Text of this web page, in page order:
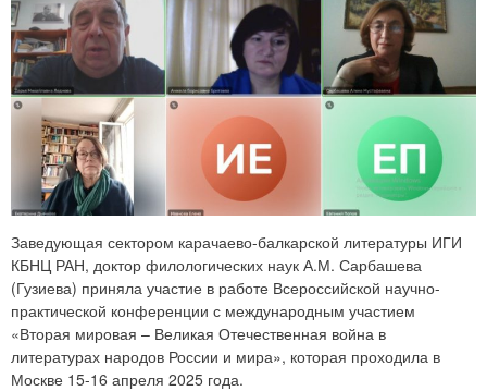
Заведующая сектором карачаево-балкарской литературы ИГИ
КБНЦ РАН, доктор филологических наук А.М. Сарбашева
(Гузиева) приняла участие в работе Всероссийской научно-
практической конференции с международным участием
«Вторая мировая – Великая Отечественная война в
литературах народов России и мира», которая проходила в
Москве 15-16 апреля 2025 года.